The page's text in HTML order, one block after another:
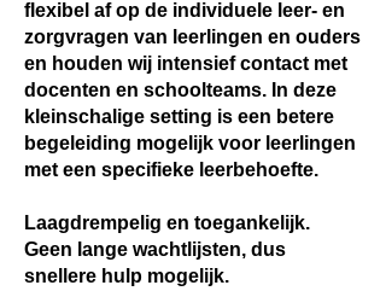
flexibel af op de individuele leer- en
zorgvragen van leerlingen en ouders
en houden wij intensief contact met
docenten en schoolteams. In deze
kleinschalige setting is een betere
begeleiding mogelijk voor leerlingen
met een specifieke leerbehoefte.
Laagdrempelig en toegankelijk.
Geen lange wachtlijsten, dus
snellere hulp mogelijk.